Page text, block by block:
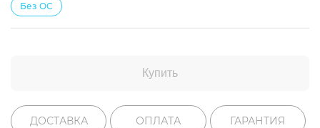
Без ОС
Купить
ДОСТАВКА ОПЛАТА ГАРАНТИЯ